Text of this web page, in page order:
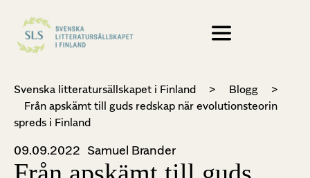
Svenska litteratursällskapet i Finland > Blogg
>
Från apskämt till guds redskap när evolutionsteorin
spreds i Finland
09.09.2022 Samuel Brander